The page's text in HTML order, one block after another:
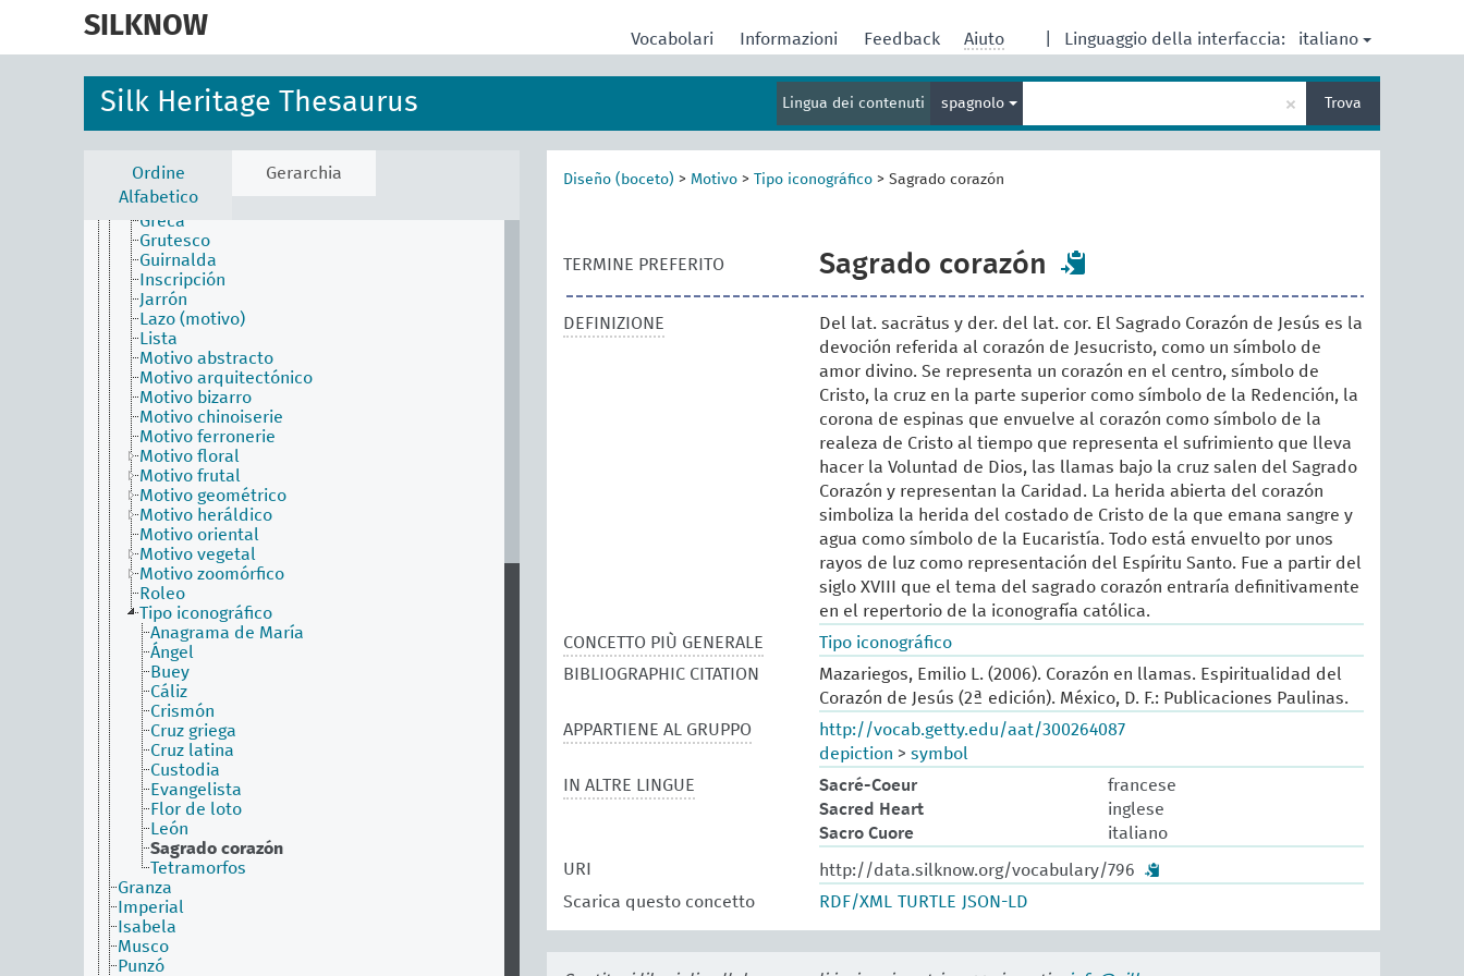
SILKNOW Linguaggio della interfaccia: italiano
Vocabolari Informazioni Feedback Aiuto
Silk Heritage Thesaurus Lingua dei contenuti spagnolo
termine
per
× Trova
Ordine
Alfabetico
Gerarchia
A candelieri
Cinta (motivo)
Encaje (motivo)
Estrella
Franja
Greca
Grutesco
Guirnalda
Inscripción
Jarrón
Lazo (motivo)
Lista
Motivo abstracto
Motivo arquitectónico
Motivo bizarro
Motivo chinoiserie
Motivo ferronerie
Motivo floral
Motivo frutal
Motivo geométrico
Motivo heráldico
Motivo oriental
Motivo vegetal
Motivo zoomórfico
Roleo
Tipo iconográfico
Anagrama de María
Ángel
Buey
Cáliz
Crismón
Cruz griega
Cruz latina
Custodia
Evangelista
Flor de loto
León
Sagrado corazón
Tetramorfos
Granza
Imperial
Isabela
Musco
Punzó
Diseño (boceto) > Motivo > Tipo iconográfico > Sagrado corazón
TERMINE PREFERITO Sagrado corazón
DEFINIZIONE
Del lat. sacrātus y der. del lat. cor. El Sagrado Corazón de Jesús es la
devoción referida al corazón de Jesucristo, como un símbolo de
amor divino. Se representa un corazón en el centro, símbolo de
Cristo, la cruz en la parte superior como símbolo de la Redención, la
corona de espinas que envuelve al corazón como símbolo de la
realeza de Cristo al tiempo que representa el sufrimiento que lleva
hacer la Voluntad de Dios, las llamas bajo la cruz salen del Sagrado
Corazón y representan la Caridad. La herida abierta del corazón
simboliza la herida del costado de Cristo de la que emana sangre y
agua como símbolo de la Eucaristía. Todo está envuelto por unos
rayos de luz como representación del Espíritu Santo. Fue a partir del
siglo XVIII que el tema del sagrado corazón entraría definitivamente
en el repertorio de la iconografía católica.
CONCETTO PIÙ GENERALE
Tipo iconográfico
BIBLIOGRAPHIC CITATION
Mazariegos, Emilio L. (2006). Corazón en llamas. Espiritualidad del
Corazón de Jesús (2ª edición). México, D. F.: Publicaciones Paulinas.
APPARTIENE AL GRUPPO
http://vocab.getty.edu/aat/300264087
depiction > symbol
IN ALTRE LINGUE
Sacré-Coeur
francese
Sacred Heart
inglese
Sacro Cuore
italiano
URI
http://data.silknow.org/vocabulary/796
Scarica questo concetto
RDF/XML TURTLE JSON-LD